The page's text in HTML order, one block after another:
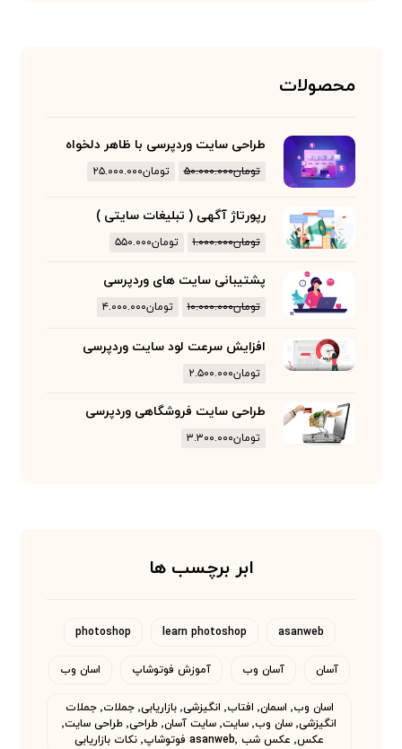
محصولات
طراحی سایت وردپرسی با ظاهر دلخواه
تومان۵۰.۰۰۰.۰۰۰ تومان۲۵.۰۰۰.۰۰۰
رپورتاژ آگهی ( تبلیغات سایتی )
تومان۱.۰۰۰.۰۰۰ تومان۵۵۰.۰۰۰
پشتیبانی سایت های وردپرسی
تومان۱۰.۰۰۰.۰۰۰ تومان۴.۰۰۰.۰۰۰
افزایش سرعت لود سایت وردپرسی
تومان۲.۵۰۰.۰۰۰
طراحی سایت فروشگاهی وردپرسی
تومان۳.۳۰۰.۰۰۰
ابر برچسب ها
asanweb
learn photoshop
photoshop
آسان آسان وب آموزش فوتوشاپ اسان وب
اسان وب٬ اسمان٬ افتاب٬ انگیزشی٬ بازاریابی٬ جملات٬ جملات
انگیزشی٬ سان وب٬ سایت٬ سایت آسان٬ طراحی٬ طراحی سایت٬
عکس٬ عکس شب asanweb٬ فوتوشاپ٬ نکات بازاریابی